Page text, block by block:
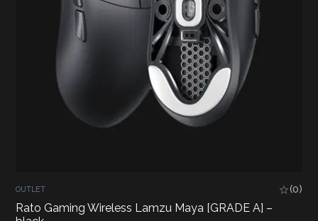
OUTLET (0)
Rato Gaming Wireless Lamzu Maya [GRADE A] –